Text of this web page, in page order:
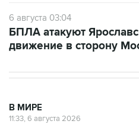
6 августа 03:04
БПЛА атакуют
движение в сторону
В МИРЕ
11:33, 6 августа 2026